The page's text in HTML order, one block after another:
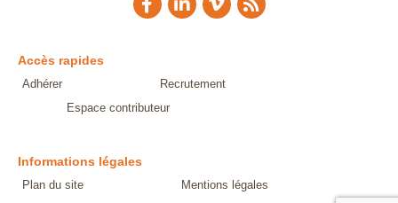
Accès rapides
Adhérer
Recrutement
Espace contributeur
Informations légales
Plan du site Mentions légales